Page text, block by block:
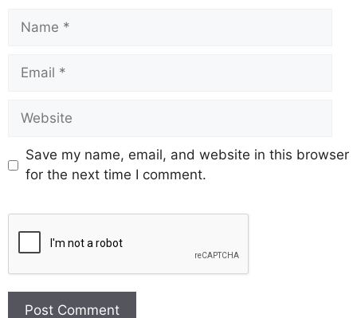
Save my name, email, and website in this browser
for the next time I comment.